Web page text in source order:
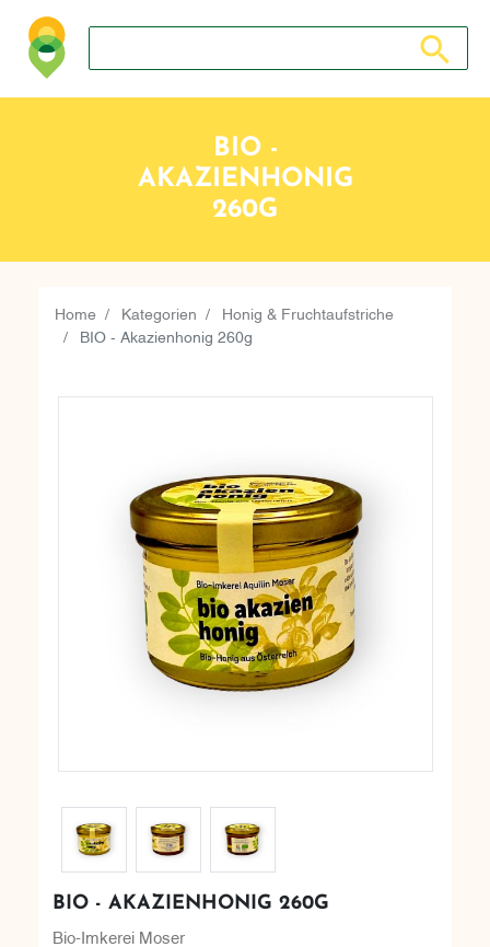
Suche nach: Zum Beispiel Wein, Fleisch, Keramik,
Suche
BIO -
AKAZIENHONIG
260G
Home Kategorien Honig & Fruchtaufstriche
BIO - Akazienhonig 260g
BIO - AKAZIENHONIG 260G
Bio-Imkerei Moser